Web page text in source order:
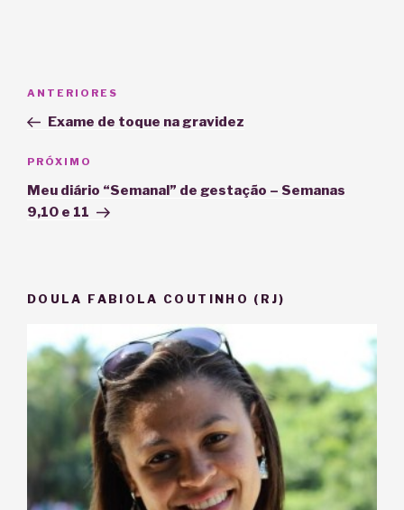
Post
Post
anterior
ANTERIORES
Exame de toque na gravidez
Próximo
post
PRÓXIMO
Meu diário “Semanal” de gestação – Semanas
9,10 e 11
DOULA FABIOLA COUTINHO (RJ)